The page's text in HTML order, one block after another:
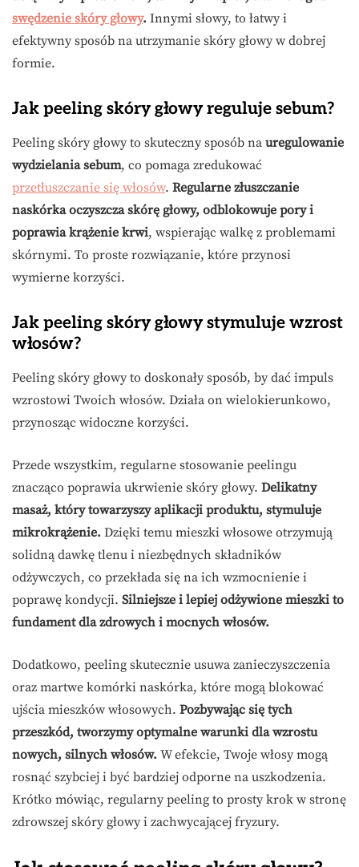
swędzenie skóry głowy. Innymi słowy, to łatwy i
efektywny sposób na utrzymanie skóry głowy w dobrej
formie.
Jak peeling skóry głowy reguluje sebum?
Peeling skóry głowy to skuteczny sposób na uregulowanie
wydzielania sebum, co pomaga zredukować
przetłuszczanie się włosów. Regularne złuszczanie
naskórka oczyszcza skórę głowy, odblokowuje pory i
poprawia krążenie krwi, wspierając walkę z problemami
skórnymi. To proste rozwiązanie, które przynosi
wymierne korzyści.
Jak peeling skóry głowy stymuluje wzrost
włosów?
Peeling skóry głowy to doskonały sposób, by dać impuls
wzrostowi Twoich włosów. Działa on wielokierunkowo,
przynosząc widoczne korzyści.
Przede wszystkim, regularne stosowanie peelingu
znacząco poprawia ukrwienie skóry głowy. Delikatny
masaż, który towarzyszy aplikacji produktu, stymuluje
mikrokrążenie. Dzięki temu mieszki włosowe otrzymują
solidną dawkę tlenu i niezbędnych składników
odżywczych, co przekłada się na ich wzmocnienie i
poprawę kondycji. Silniejsze i lepiej odżywione mieszki to
fundament dla zdrowych i mocnych włosów.
Dodatkowo, peeling skutecznie usuwa zanieczyszczenia
oraz martwe komórki naskórka, które mogą blokować
ujścia mieszków włosowych. Pozbywając się tych
przeszkód, tworzymy optymalne warunki dla wzrostu
nowych, silnych włosów. W efekcie, Twoje włosy mogą
rosnąć szybciej i być bardziej odporne na uszkodzenia.
Krótko mówiąc, regularny peeling to prosty krok w stronę
zdrowszej skóry głowy i zachwycającej fryzury.